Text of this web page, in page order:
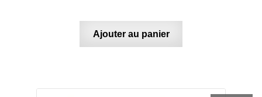
Ajouter au panier